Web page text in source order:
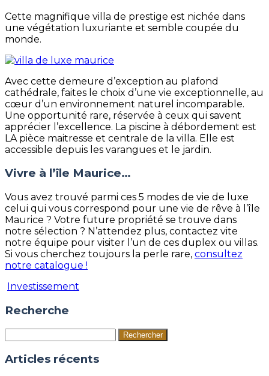
Cette magnifique villa de prestige est nichée dans
une végétation luxuriante et semble coupée du
monde.
Avec cette demeure d’exception au plafond
cathédrale, faites le choix d’une vie exceptionnelle, au
cœur d’un environnement naturel incomparable.
Une opportunité rare, réservée à ceux qui savent
apprécier l’excellence. La piscine à débordement est
LA pièce maitresse et centrale de la villa. Elle est
accessible depuis les varangues et le jardin.
Vivre à l’île Maurice…
Vous avez trouvé parmi ces 5 modes de vie de luxe
celui qui vous correspond pour une vie de rêve à l’île
Maurice ? Votre future propriété se trouve dans
notre sélection ? N’attendez plus, contactez vite
notre équipe pour visiter l’un de ces duplex ou villas.
Si vous cherchez toujours la perle rare, consultez
notre catalogue !
Investissement
Recherche
Articles récents